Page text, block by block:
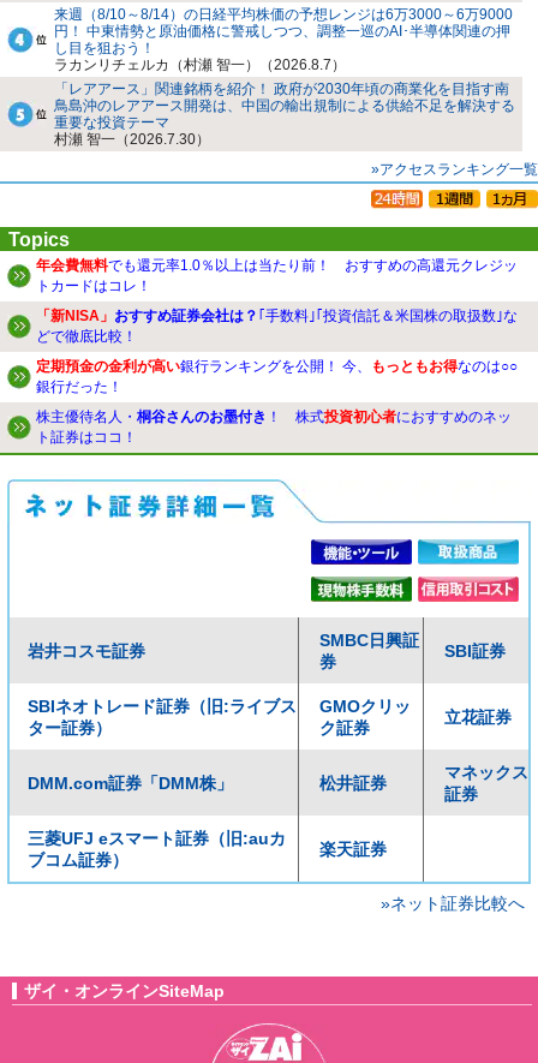
来週（8/10～8/14）の日経平均株価の予想レンジは6万3000～6万9000
円！ 中東情勢と原油価格に警戒しつつ、調整一巡のAI･半導体関連の押
し目を狙おう！
ラカンリチェルカ（村瀬 智一）（2026.8.7）
「レアアース」関連銘柄を紹介！ 政府が2030年頃の商業化を目指す南
鳥島沖のレアアース開発は、中国の輸出規制による供給不足を解決する
重要な投資テーマ
村瀬 智一（2026.7.30）
»アクセスランキング一覧
Topics
年会費無料でも還元率1.0％以上は当たり前！ おすすめの高還元クレジッ
トカードはコレ！
「新NISA」 おすすめ証券会社は？ ｢手数料｣｢投資信託＆米国株の取扱数｣な
どで徹底比較！
定期預金の金利が高い銀行ランキングを公開！ 今、 もっともお得なのは○○
銀行だった！
株主優待名人・ 桐谷さんのお墨付き ！ 株式投資初心者におすすめのネッ
ト証券はココ！
岩井コスモ証券
SMBC日興証
券
SBI証券
SBIネオトレード証券（旧:ライブス
ター証券）
GMOクリッ
ク証券
立花証券
DMM.com証券「DMM株」 松井証券
マネックス
証券
三菱UFJ eスマート証券（旧:auカ
ブコム証券）
楽天証券
»ネット証券比較へ
ザイ・オンラインSiteMap